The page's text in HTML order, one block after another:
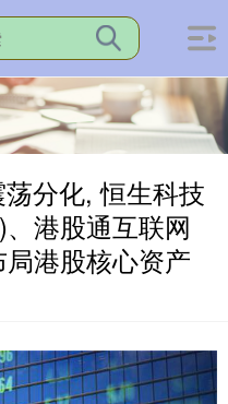
分化, 恒生科技
港股通互联网
港股核心资产